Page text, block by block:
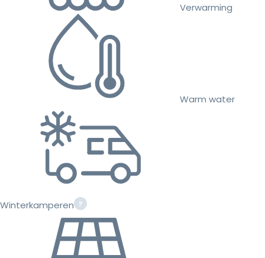
Verwarming
Warm water
Winterkamperen